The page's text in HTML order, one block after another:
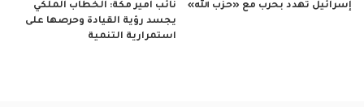
إسرائيل تهدد بحرب مع «حزب الله»
نائب أمير مكة: الخطاب الملكي
يجسد رؤية القيادة وحرصها على
استمرارية التنمية